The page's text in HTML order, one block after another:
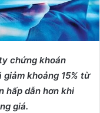
chứng khoán
khoảng 15% từ
hấp dẫn hơn khi
giá.